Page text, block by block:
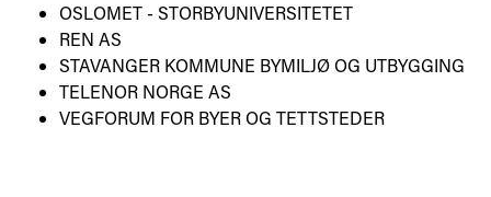
OSLOMET - STORBYUNIVERSITETET
REN AS
STAVANGER KOMMUNE BYMILJØ OG UTBYGGING
TELENOR NORGE AS
VEGFORUM FOR BYER OG TETTSTEDER